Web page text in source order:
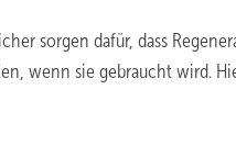
sorgen dafür, dass
wenn sie gebraucht wird.